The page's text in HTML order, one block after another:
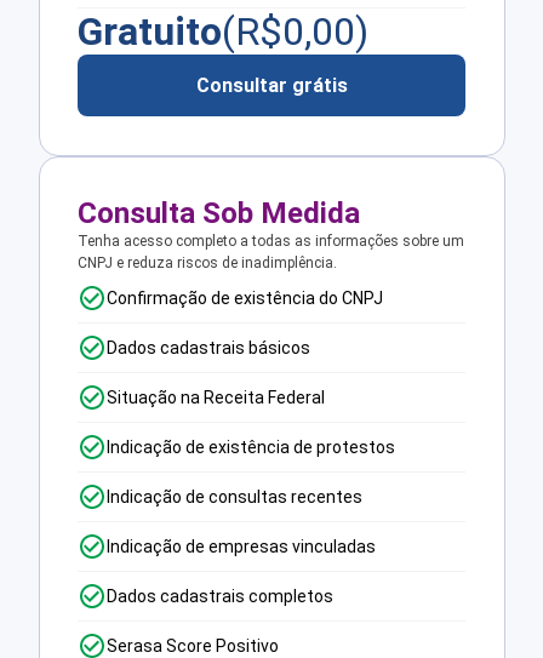
Gratuito(R$0,00)
Consultar grátis
Consulta Sob Medida
Tenha acesso completo a todas as informações sobre um
CNPJ e reduza riscos de inadimplência.
Confirmação de existência do CNPJ
Dados cadastrais básicos
Situação na Receita Federal
Indicação de existência de protestos
Indicação de consultas recentes
Indicação de empresas vinculadas
Dados cadastrais completos
Serasa Score Positivo